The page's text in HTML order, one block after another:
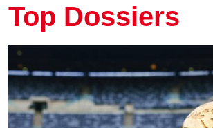
Top Dossiers